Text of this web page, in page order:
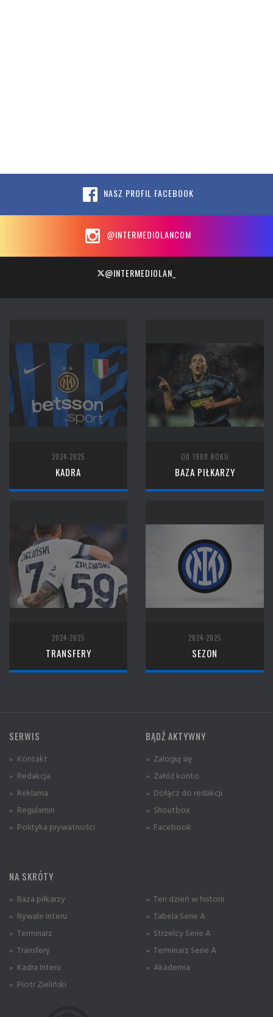
NASZ PROFIL FACEBOOK
@INTERMEDIOLANCOM
@INTERMEDIOLAN_
2024-2025
KADRA
OD 1908 ROKU
BAZA PIŁKARZY
2024-2025
TRANSFERY
2024-2025
SEZON
SERWIS
» Kontakt
» Redakcja
» Reklama
» Regulamin
» Polityka prywatności
BĄDŹ AKTYWNY
» Zaloguj się
» Załóż konto
» Dołącz do redakcji
» Shoutbox
» Facebook
NA SKRÓTY
» Baza piłkarzy
» Rywale Interu
» Terminarz
» Transfery
» Kadra Interu
» Piotr Zieliński
» Ten dzień w historii
» Tabela Serie A
» Strzelcy Serie A
» Terminarz Serie A
» Akademia